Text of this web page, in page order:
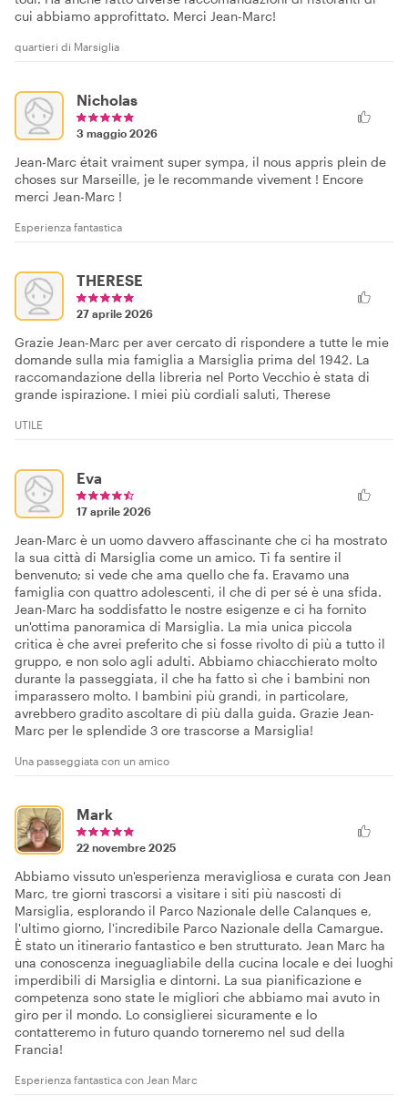
cui abbiamo approfittato. Merci Jean-Marc!
quartieri di Marsiglia
Nicholas
3 maggio 2026
Jean-Marc était vraiment super sympa, il nous appris plein de
choses sur Marseille, je le recommande vivement ! Encore
merci Jean-Marc !
Esperienza fantastica
THERESE
27 aprile 2026
Grazie Jean-Marc per aver cercato di rispondere a tutte le mie
domande sulla mia famiglia a Marsiglia prima del 1942. La
raccomandazione della libreria nel Porto Vecchio è stata di
grande ispirazione. I miei più cordiali saluti, Therese
UTILE
Eva
17 aprile 2026
Jean-Marc è un uomo davvero affascinante che ci ha mostrato
la sua città di Marsiglia come un amico. Ti fa sentire il
benvenuto; si vede che ama quello che fa. Eravamo una
famiglia con quattro adolescenti, il che di per sé è una sfida.
Jean-Marc ha soddisfatto le nostre esigenze e ci ha fornito
un'ottima panoramica di Marsiglia. La mia unica piccola
critica è che avrei preferito che si fosse rivolto di più a tutto il
gruppo, e non solo agli adulti. Abbiamo chiacchierato molto
durante la passeggiata, il che ha fatto sì che i bambini non
imparassero molto. I bambini più grandi, in particolare,
avrebbero gradito ascoltare di più dalla guida. Grazie Jean-
Marc per le splendide 3 ore trascorse a Marsiglia!
Una passeggiata con un amico
Mark
22 novembre 2025
Abbiamo vissuto un'esperienza meravigliosa e curata con Jean
Marc, tre giorni trascorsi a visitare i siti più nascosti di
Marsiglia, esplorando il Parco Nazionale delle Calanques e,
l'ultimo giorno, l'incredibile Parco Nazionale della Camargue.
È stato un itinerario fantastico e ben strutturato. Jean Marc ha
una conoscenza ineguagliabile della cucina locale e dei luoghi
imperdibili di Marsiglia e dintorni. La sua pianificazione e
competenza sono state le migliori che abbiamo mai avuto in
giro per il mondo. Lo consiglierei sicuramente e lo
contatteremo in futuro quando torneremo nel sud della
Francia!
Esperienza fantastica con Jean Marc